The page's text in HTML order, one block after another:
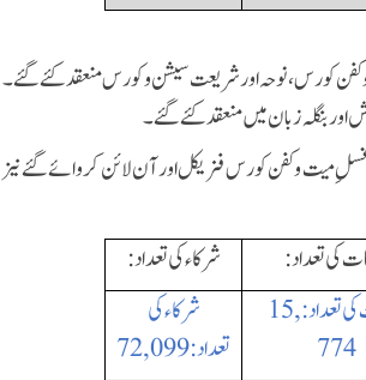
و کفن کورس، نوحہ اور شریعت سیشن و کورس منعقد کئے گئے۔
بنگلہ زبان میں منعقد کئے گئے۔
میت و کفن کورس فزیکل اور آن لائن کروائے گئے نیز
کی تعداد:
شرکاء کی تعداد:
تعداد:15,
774
شرکاء کی
تعداد:72, 099